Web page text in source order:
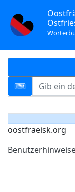
oostfraeisk.org